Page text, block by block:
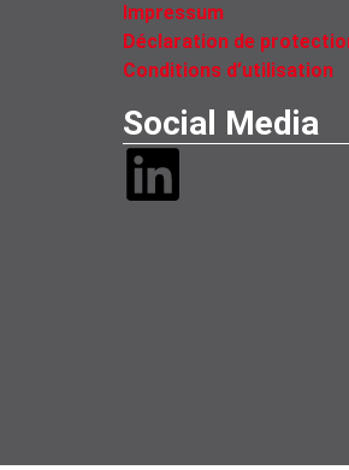
Impressum
Déclaration de
Conditions d’utilisation
Social Media